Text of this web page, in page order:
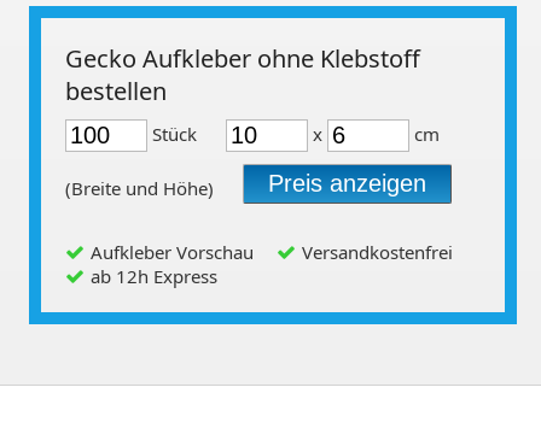
Gecko Aufkleber ohne Klebstoff
bestellen
Stück x cm
(Breite und Höhe)
Aufkleber Vorschau
Versandkostenfrei
ab 12h Express